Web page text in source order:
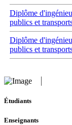
Diplôme
publics et
Diplôme
publics et
Étudiants
Enseignants